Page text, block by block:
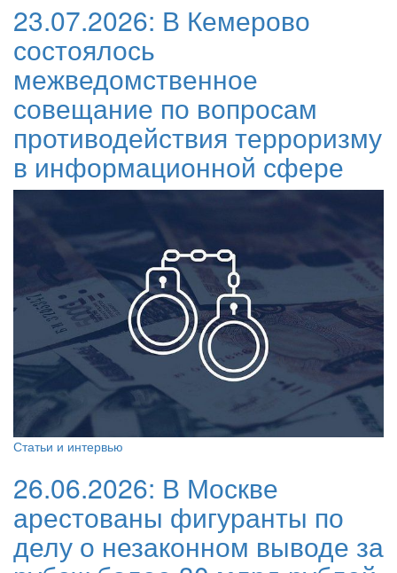
23.07.2026: В Кемерово
состоялось
межведомственное
совещание по вопросам
противодействия терроризму
в информационной сфере
Статьи и интервью
26.06.2026: В Москве
арестованы фигуранты по
делу о незаконном выводе за